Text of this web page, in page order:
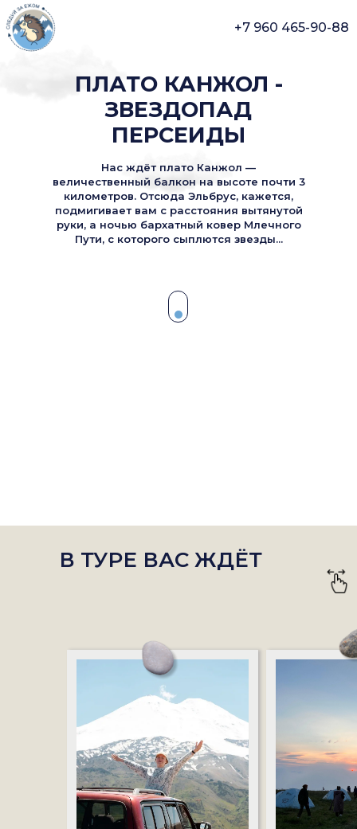
+7 960 465-90-88
ПЛАТО КАНЖОЛ -
ЗВЕЗДОПАД
ПЕРСЕИДЫ
Нас ждёт плато Канжол —
величественный балкон на высоте почти 3
километров. Отсюда Эльбрус, кажется,
подмигивает вам с расстояния вытянутой
руки, а ночью бархатный ковер Млечного
Пути, с которого сыплются звезды...
В ТУРЕ ВАС ЖДЁТ